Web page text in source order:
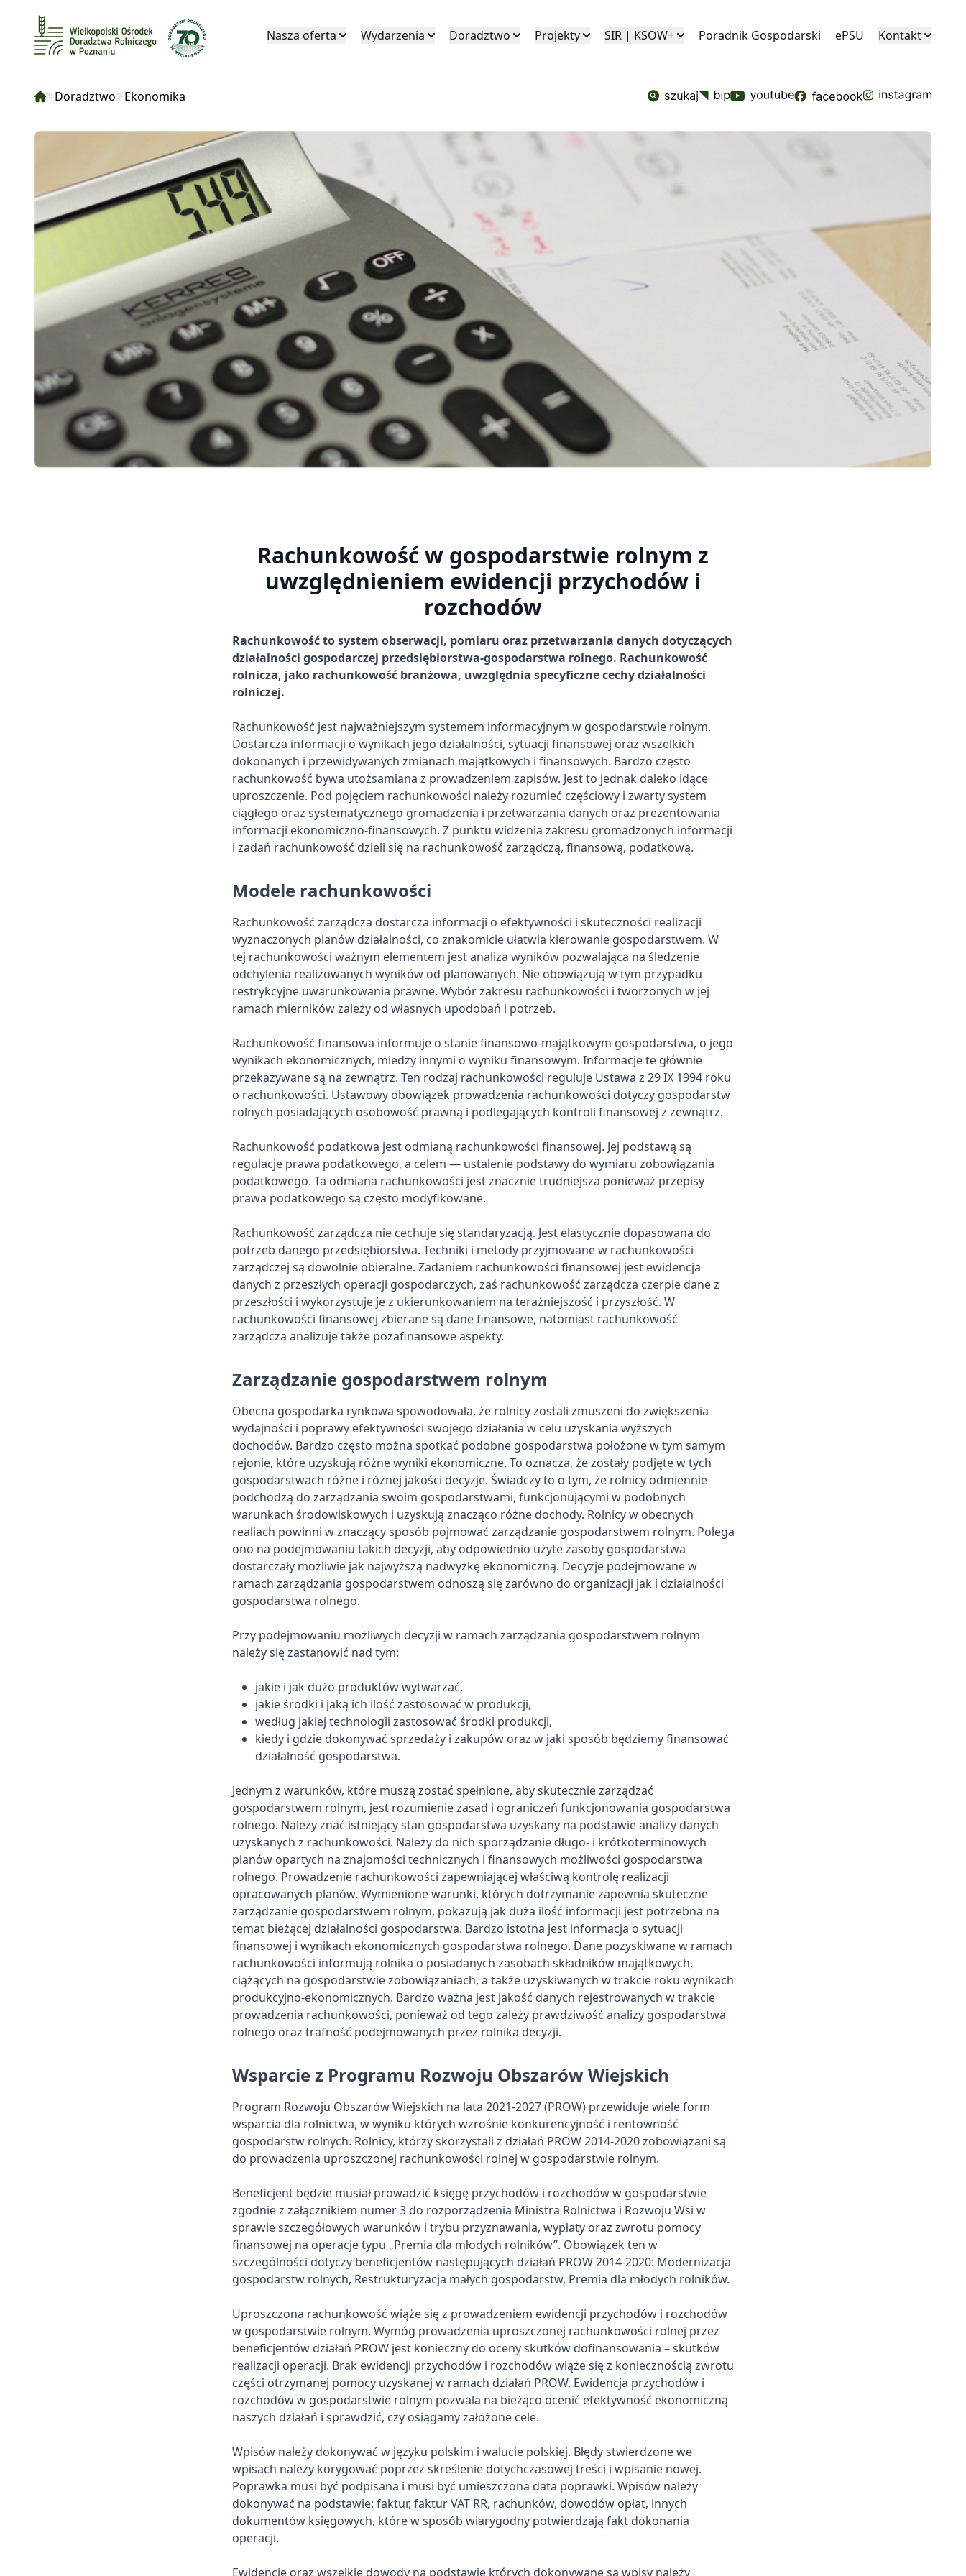
Nasza oferta Wydarzenia Doradztwo Projekty SIR | KSOW+ Poradnik Gospodarski ePSU Kontakt
Doradztwo Ekonomika
Rachunkowość w gospodarstwie rolnym z
uwzględnieniem ewidencji przychodów i
rozchodów
Rachunkowość to system obserwacji, pomiaru oraz przetwarzania danych dotyczących
działalności gospodarczej przedsiębiorstwa-gospodarstwa rolnego. Rachunkowość
rolnicza, jako rachunkowość branżowa, uwzględnia specyficzne cechy działalności
rolniczej.
Rachunkowość jest najważniejszym systemem informacyjnym w gospodarstwie rolnym.
Dostarcza informacji o wynikach jego działalności, sytuacji finansowej oraz wszelkich
dokonanych i przewidywanych zmianach majątkowych i finansowych. Bardzo często
rachunkowość bywa utożsamiana z prowadzeniem zapisów. Jest to jednak daleko idące
uproszczenie. Pod pojęciem rachunkowości należy rozumieć częściowy i zwarty system
ciągłego oraz systematycznego gromadzenia i przetwarzania danych oraz prezentowania
informacji ekonomiczno-finansowych. Z punktu widzenia zakresu gromadzonych informacji
i zadań rachunkowość dzieli się na rachunkowość zarządczą, finansową, podatkową.
Modele rachunkowości
Rachunkowość zarządcza dostarcza informacji o efektywności i skuteczności realizacji
wyznaczonych planów działalności, co znakomicie ułatwia kierowanie gospodarstwem. W
tej rachunkowości ważnym elementem jest analiza wyników pozwalająca na śledzenie
odchylenia realizowanych wyników od planowanych. Nie obowiązują w tym przypadku
restrykcyjne uwarunkowania prawne. Wybór zakresu rachunkowości i tworzonych w jej
ramach mierników zależy od własnych upodobań i potrzeb.
Rachunkowość finansowa informuje o stanie finansowo-majątkowym gospodarstwa, o jego
wynikach ekonomicznych, miedzy innymi o wyniku finansowym. Informacje te głównie
przekazywane są na zewnątrz. Ten rodzaj rachunkowości reguluje Ustawa z 29 IX 1994 roku
o rachunkowości. Ustawowy obowiązek prowadzenia rachunkowości dotyczy gospodarstw
rolnych posiadających osobowość prawną i podlegających kontroli finansowej z zewnątrz.
Rachunkowość podatkowa jest odmianą rachunkowości finansowej. Jej podstawą są
regulacje prawa podatkowego, a celem — ustalenie podstawy do wymiaru zobowiązania
podatkowego. Ta odmiana rachunkowości jest znacznie trudniejsza ponieważ przepisy
prawa podatkowego są często modyfikowane.
Rachunkowość zarządcza nie cechuje się standaryzacją. Jest elastycznie dopasowana do
potrzeb danego przedsiębiorstwa. Techniki i metody przyjmowane w rachunkowości
zarządczej są dowolnie obieralne. Zadaniem rachunkowości finansowej jest ewidencja
danych z przeszłych operacji gospodarczych, zaś rachunkowość zarządcza czerpie dane z
przeszłości i wykorzystuje je z ukierunkowaniem na teraźniejszość i przyszłość. W
rachunkowości finansowej zbierane są dane finansowe, natomiast rachunkowość
zarządcza analizuje także pozafinansowe aspekty.
Zarządzanie gospodarstwem rolnym
Obecna gospodarka rynkowa spowodowała, że rolnicy zostali zmuszeni do zwiększenia
wydajności i poprawy efektywności swojego działania w celu uzyskania wyższych
dochodów. Bardzo często można spotkać podobne gospodarstwa położone w tym samym
rejonie, które uzyskują różne wyniki ekonomiczne. To oznacza, że zostały podjęte w tych
gospodarstwach różne i różnej jakości decyzje. Świadczy to o tym, że rolnicy odmiennie
podchodzą do zarządzania swoim gospodarstwami, funkcjonującymi w podobnych
warunkach środowiskowych i uzyskują znacząco różne dochody. Rolnicy w obecnych
realiach powinni w znaczący sposób pojmować zarządzanie gospodarstwem rolnym. Polega
ono na podejmowaniu takich decyzji, aby odpowiednio użyte zasoby gospodarstwa
dostarczały możliwie jak najwyższą nadwyżkę ekonomiczną. Decyzje podejmowane w
ramach zarządzania gospodarstwem odnoszą się zarówno do organizacji jak i działalności
gospodarstwa rolnego.
Przy podejmowaniu możliwych decyzji w ramach zarządzania gospodarstwem rolnym
należy się zastanowić nad tym:
jakie i jak dużo produktów wytwarzać,
jakie środki i jaką ich ilość zastosować w produkcji,
według jakiej technologii zastosować środki produkcji,
kiedy i gdzie dokonywać sprzedaży i zakupów oraz w jaki sposób będziemy finansować
działalność gospodarstwa.
Jednym z warunków, które muszą zostać spełnione, aby skutecznie zarządzać
gospodarstwem rolnym, jest rozumienie zasad i ograniczeń funkcjonowania gospodarstwa
rolnego. Należy znać istniejący stan gospodarstwa uzyskany na podstawie analizy danych
uzyskanych z rachunkowości. Należy do nich sporządzanie długo- i krótkoterminowych
planów opartych na znajomości technicznych i finansowych możliwości gospodarstwa
rolnego. Prowadzenie rachunkowości zapewniającej właściwą kontrolę realizacji
opracowanych planów. Wymienione warunki, których dotrzymanie zapewnia skuteczne
zarządzanie gospodarstwem rolnym, pokazują jak duża ilość informacji jest potrzebna na
temat bieżącej działalności gospodarstwa. Bardzo istotna jest informacja o sytuacji
finansowej i wynikach ekonomicznych gospodarstwa rolnego. Dane pozyskiwane w ramach
rachunkowości informują rolnika o posiadanych zasobach składników majątkowych,
ciążących na gospodarstwie zobowiązaniach, a także uzyskiwanych w trakcie roku wynikach
produkcyjno-ekonomicznych. Bardzo ważna jest jakość danych rejestrowanych w trakcie
prowadzenia rachunkowości, ponieważ od tego zależy prawdziwość analizy gospodarstwa
rolnego oraz trafność podejmowanych przez rolnika decyzji.
Wsparcie z Programu Rozwoju Obszarów Wiejskich
Program Rozwoju Obszarów Wiejskich na lata 2021-2027 (PROW) przewiduje wiele form
wsparcia dla rolnictwa, w wyniku których wzrośnie konkurencyjność i rentowność
gospodarstw rolnych. Rolnicy, którzy skorzystali z działań PROW 2014-2020 zobowiązani są
do prowadzenia uproszczonej rachunkowości rolnej w gospodarstwie rolnym.
Beneficjent będzie musiał prowadzić księgę przychodów i rozchodów w gospodarstwie
zgodnie z załącznikiem numer 3 do rozporządzenia Ministra Rolnictwa i Rozwoju Wsi w
sprawie szczegółowych warunków i trybu przyznawania, wypłaty oraz zwrotu pomocy
finansowej na operacje typu „Premia dla młodych rolników”. Obowiązek ten w
szczególności dotyczy beneficjentów następujących działań PROW 2014-2020: Modernizacja
gospodarstw rolnych, Restrukturyzacja małych gospodarstw, Premia dla młodych rolników.
Uproszczona rachunkowość wiąże się z prowadzeniem ewidencji przychodów i rozchodów
w gospodarstwie rolnym. Wymóg prowadzenia uproszczonej rachunkowości rolnej przez
beneficjentów działań PROW jest konieczny do oceny skutków dofinansowania – skutków
realizacji operacji. Brak ewidencji przychodów i rozchodów wiąże się z koniecznością zwrotu
części otrzymanej pomocy uzyskanej w ramach działań PROW. Ewidencja przychodów i
rozchodów w gospodarstwie rolnym pozwala na bieżąco ocenić efektywność ekonomiczną
naszych działań i sprawdzić, czy osiągamy założone cele.
Wpisów należy dokonywać w języku polskim i walucie polskiej. Błędy stwierdzone we
wpisach należy korygować poprzez skreślenie dotychczasowej treści i wpisanie nowej.
Poprawka musi być podpisana i musi być umieszczona data poprawki. Wpisów należy
dokonywać na podstawie: faktur, faktur VAT RR, rachunków, dowodów opłat, innych
dokumentów księgowych, które w sposób wiarygodny potwierdzają fakt dokonania
operacji.
Ewidencję oraz wszelkie dowody na podstawie których dokonywane są wpisy należy